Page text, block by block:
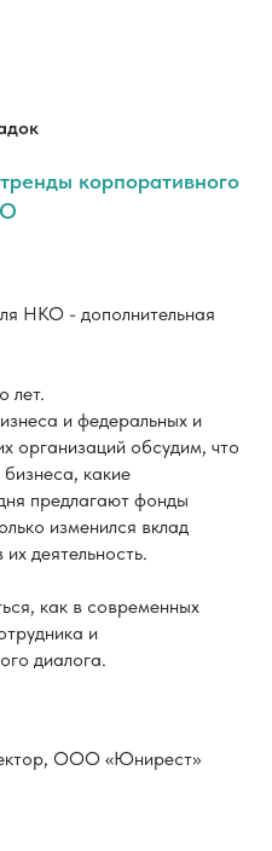
НКО - дополнительная
организаций обсудим, что
предлагают фонды
изменился вклад
как в современных
и
диалога.
программа «Наставники
Старшие Сестры»);